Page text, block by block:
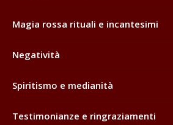
Magia rossa rituali e incantesimi
Negatività
Spiritismo e medianità
Testimonianze e ringraziamenti